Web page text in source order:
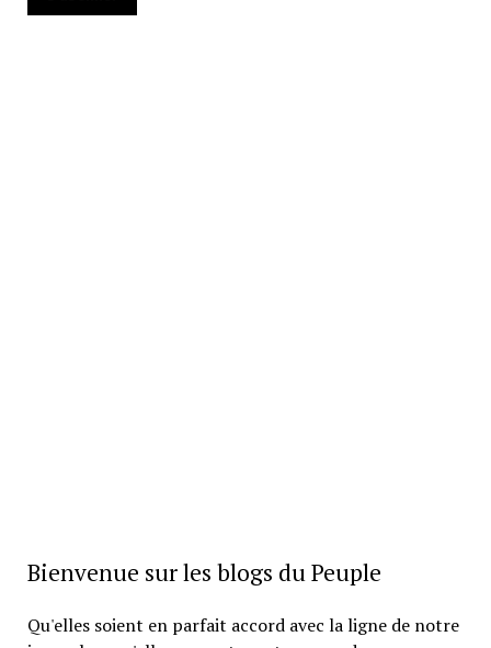
Bienvenue sur les blogs du Peuple
Qu'elles soient en parfait accord avec la ligne de notre